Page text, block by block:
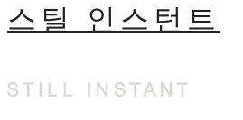
스틸 인스턴트